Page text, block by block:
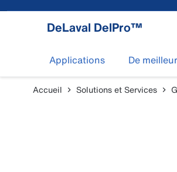
DeLaval DelPro™
Applications De
Accueil Solutions et Services